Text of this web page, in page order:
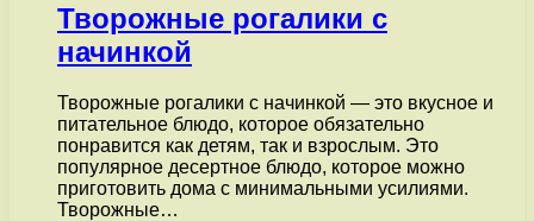
Творожные рогалики с
начинкой
Творожные рогалики с начинкой — это вкусное и
питательное блюдо, которое обязательно
понравится как детям, так и взрослым. Это
популярное десертное блюдо, которое можно
приготовить дома с минимальными усилиями.
Творожные…